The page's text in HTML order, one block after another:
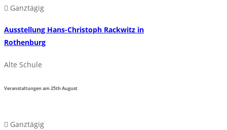
Ganztägig
Ausstellung Hans-Christoph Rackwitz in
Rothenburg
Alte Schule
Veranstaltungen am25thAugust
Ganztägig